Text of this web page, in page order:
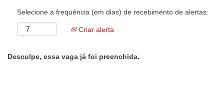
Selecione a frequência (em dias) de recebimento de alertas:
Criar alerta
Desculpe, essa vaga já foi preenchida.